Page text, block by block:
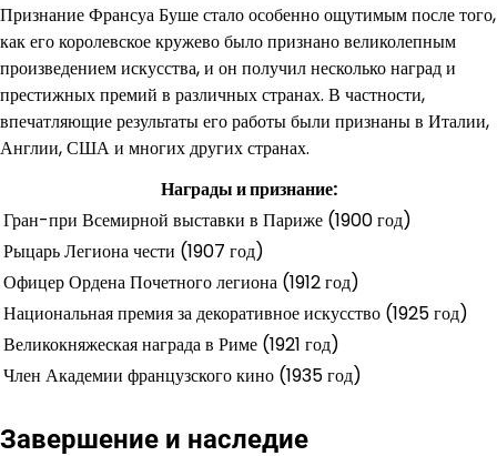
Признание Франсуа Буше стало особенно ощутимым после того,
как его королевское кружево было признано великолепным
произведением искусства, и он получил несколько наград и
престижных премий в различных странах. В частности,
впечатляющие результаты его работы были признаны в Италии,
Англии, США и многих других странах.
Награды и признание:
Гран-при Всемирной выставки в Париже (1900 год)
Рыцарь Легиона чести (1907 год)
Офицер Ордена Почетного легиона (1912 год)
Национальная премия за декоративное искусство (1925 год)
Великокняжеская награда в Риме (1921 год)
Член Академии французского кино (1935 год)
Завершение и наследие